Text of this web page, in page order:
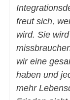
freut sich,
wird. Sie
wir eine
haben und
mehr